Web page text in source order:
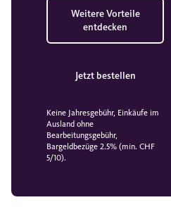
Weitere Vorteile
entdecken
Jetzt bestellen
Keine Jahresgebühr, Einkäufe im
Ausland ohne
Bearbeitungsgebühr,
Bargeldbezüge 2.5% (min. CHF
5/10).